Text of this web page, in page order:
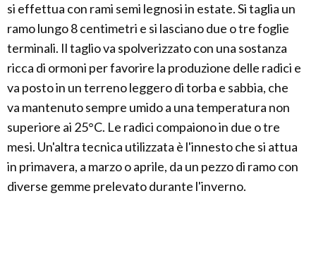
si effettua con rami semi legnosi in estate. Si taglia un
ramo lungo 8 centimetri e si lasciano due o tre foglie
terminali. Il taglio va spolverizzato con una sostanza
ricca di ormoni per favorire la produzione delle radici e
va posto in un terreno leggero di torba e sabbia, che
va mantenuto sempre umido a una temperatura non
superiore ai 25°C. Le radici compaiono in due o tre
mesi. Un'altra tecnica utilizzata è l'innesto che si attua
in primavera, a marzo o aprile, da un pezzo di ramo con
diverse gemme prelevato durante l'inverno.